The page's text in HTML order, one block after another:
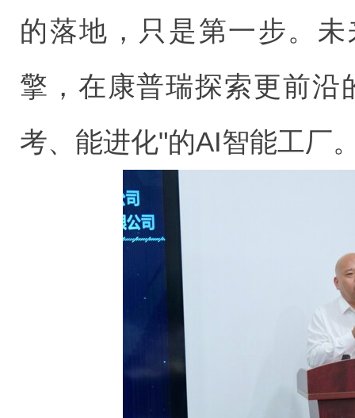
的落地，只是第一步。
擎，在康普瑞探索更前沿
考、能进化"的AI智能工厂